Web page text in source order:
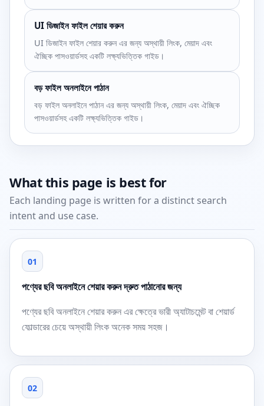
UI ডিজাইন ফাইল শেয়ার করুন
UI ডিজাইন ফাইল শেয়ার করুন এর জন্য অস্থায়ী লিংক, মেয়াদ এবং
ঐচ্ছিক পাসওয়ার্ডসহ একটি লক্ষ্যভিত্তিক গাইড।
বড় ফাইল অনলাইনে পাঠান
বড় ফাইল অনলাইনে পাঠান এর জন্য অস্থায়ী লিংক, মেয়াদ এবং ঐচ্ছিক
পাসওয়ার্ডসহ একটি লক্ষ্যভিত্তিক গাইড।
What this page is best for
Each landing page is written for a distinct search
intent and use case.
01
পণ্যের ছবি অনলাইনে শেয়ার করুন দ্রুত পাঠানোর জন্য
পণ্যের ছবি অনলাইনে শেয়ার করুন এর ক্ষেত্রে ভারী অ্যাটাচমেন্ট বা শেয়ার্ড
ফোল্ডারের চেয়ে অস্থায়ী লিংক অনেক সময় সহজ।
02